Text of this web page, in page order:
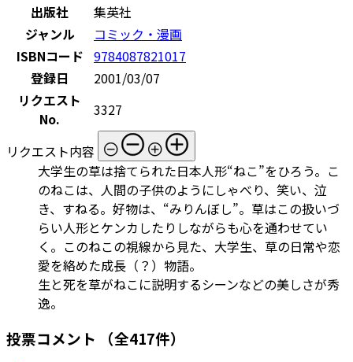
出版社
集英社
ジャンル
コミック・漫画
ISBNコード 9784087821017
登録日
2001/03/07
リクエスト
No.
3327
リクエスト内容
大学生の草は捨てられた日本人形“ねこ”をひろう。こ
のねこは、人間の子供のようにしゃべり、笑い、泣
き、すねる。好物は、“みりんぼし”。草はこの扱いづ
らい人形とケンカしたりしながらも心を通わせてい
く。このねこの視線から見た、大学生、草の日常や恋
愛を絡めた成長（？）物語。
生と死を草がねこに説明するシーンなどの美しさが秀
逸。
投票コメント （全417件）